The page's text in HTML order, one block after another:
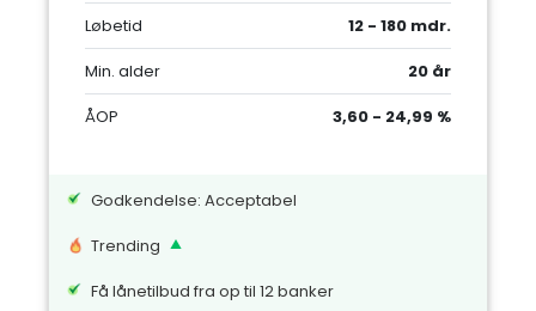
Løbetid
12 - 180 mdr.
Min. alder
20 år
ÅOP
3,60 - 24,99 %
Godkendelse: Acceptabel
Trending
Få lånetilbud fra op til 12 banker